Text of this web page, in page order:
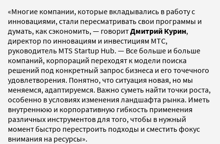
«Многие компании, которые вкладывались в работу с
инновациями, стали пересматривать свои программы и
думать, как сэкономить, — говоритДмитрий Курин,
директор по инновациям и инвестициям МТС,
руководитель MTS Startup Hub. — Все больше и больше
компаний, корпораций переходят к модели поиска
решений под конкретный запрос бизнеса и его точечного
удовлетворения. Понятно, что ситуация новая, но мы
меняемся, адаптируемся. Важно суметь найти точки роста,
особенно в условиях изменения ландшафта рынка. Иметь
внутреннюю и корпоративную гибкость применения
различных инструментов для того, чтобы в нужный
момент быстро перестроить подходы и сместить фокус
внимания на ресурсы».